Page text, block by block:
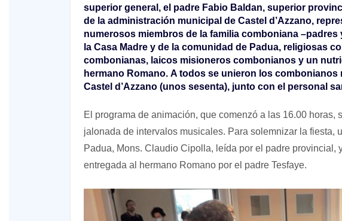
superior general, el padre Fabio Baldan, superior
de la administración municipal de Castel d’Azzano,
numerosos miembros de la familia comboniana
la Casa Madre y de la comunidad de Padua, religiosas
combonianas, laicos misioneros combonianos y un
hermano Romano. A todos se unieron los
Castel d’Azzano (unos sesenta), junto con el personal
El programa de animación, que comenzó a las 16.00 horas,
jalonada de intervalos musicales. Para solemnizar la fiesta,
Padua, Mons. Claudio Cipolla, leída por el padre provincial,
entregada al hermano Romano por el padre Tesfaye.